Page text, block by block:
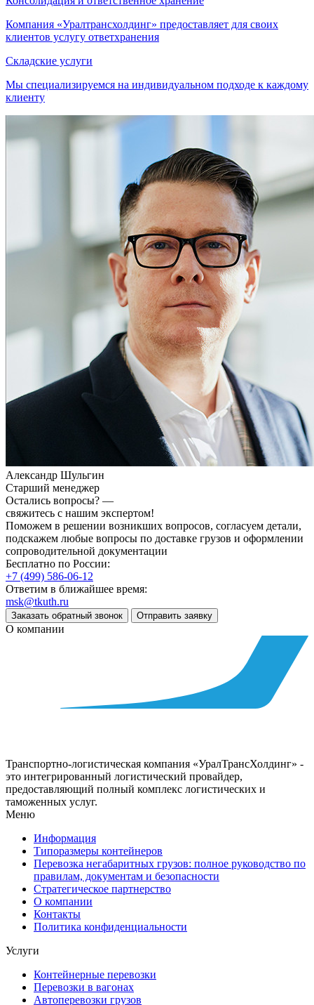
Компания «Уралтрансхолдинг» предоставляет для своих
клиентов услугу ответхранения
Складские услуги
Мы специализируемся на индивидуальном подходе к каждому
клиенту
Александр Шульгин
Старший менеджер
Остались вопросы? —
свяжитесь с нашим экспертом!
Поможем в решении возникших вопросов, согласуем детали,
подскажем любые вопросы по доставке грузов и оформлении
сопроводительной документации
Бесплатно по России:
+7 (499) 586-06-12
Ответим в ближайшее время:
msk@tkuth.ru
Заказать обратный звонок Отправить заявку
О компании
Транспортно-логистическая компания «УралТрансХолдинг» -
это интегрированный логистический провайдер,
предоставляющий полный комплекс логистических и
таможенных услуг.
Меню
Информация
Типоразмеры контейнеров
Перевозка негабаритных грузов: полное руководство по
правилам, документам и безопасности
Стратегическое партнерство
О компании
Контакты
Политика конфиденциальности
Услуги
Контейнерные перевозки
Перевозки в вагонах
Автоперевозки грузов